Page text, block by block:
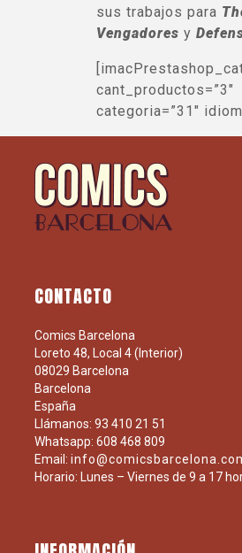
sus trabajos para
Vengadores y
cant_productos=”3″
categoria=”31″
CONTACTO
Comics Barcelona
Loreto 48, Local 4 (Interior)
08029 Barcelona
Barcelona
España
Llámanos: 93 410 21 51
Whatsapp: 608 468 809
Email:
Horario: Lunes – Viernes de 9 a 17